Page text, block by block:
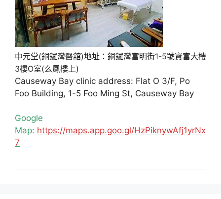
中元堂(銅鑼灣醫舘)地址：銅鑼灣富明街1-5號寶富大樓
3樓O室(么鳳樓上)
Causeway Bay clinic address: Flat O 3/F, Po
Foo Building, 1-5 Foo Ming St, Causeway Bay
Google
Map: https://maps.app.goo.gl/HzPiknywAfj1yrNx
7